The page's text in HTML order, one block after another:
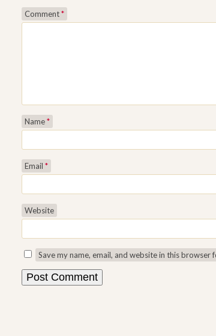
Comment*
Name*
Email *
Website
Save my name, email, and website in this browser